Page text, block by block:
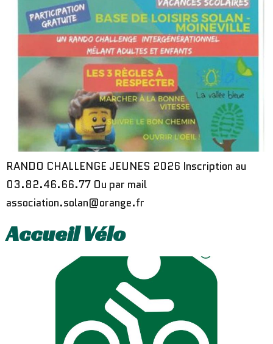
RANDO CHALLENGE JEUNES 2026 Inscription au
03.82.46.66.77 Ou par mail
association.solan@orange.fr
Accueil Vélo